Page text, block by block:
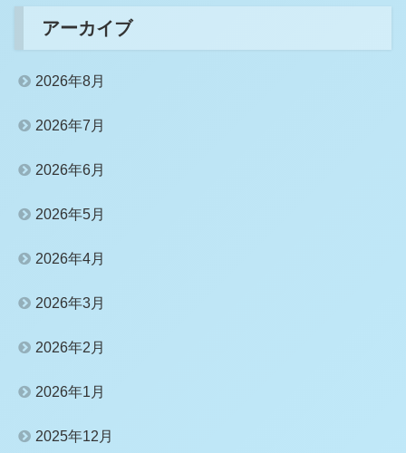
アーカイブ
2026年8月
2026年7月
2026年6月
2026年5月
2026年4月
2026年3月
2026年2月
2026年1月
2025年12月